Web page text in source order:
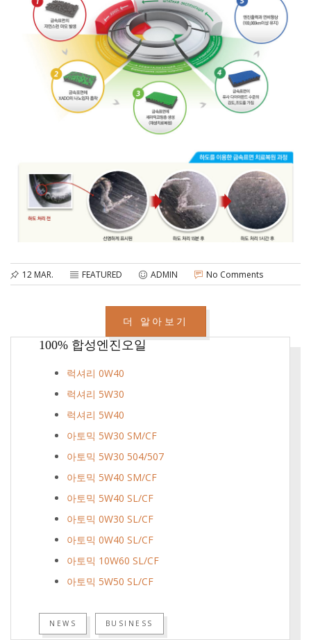
12 MAR. FEATURED ADMIN No Comments
더 알아보기
100% 합성엔진오일
럭셔리 0W40
럭셔리 5W30
럭셔리 5W40
아토믹 5W30 SM/CF
아토믹 5W30 504/507
아토믹 5W40 SM/CF
아토믹 5W40 SL/CF
아토믹 0W30 SL/CF
아토믹 0W40 SL/CF
아토믹 10W60 SL/CF
아토믹 5W50 SL/CF
NEWS BUSINESS